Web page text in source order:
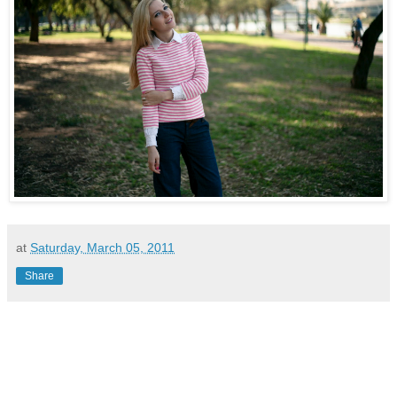
at Saturday, March 05, 2011
Share